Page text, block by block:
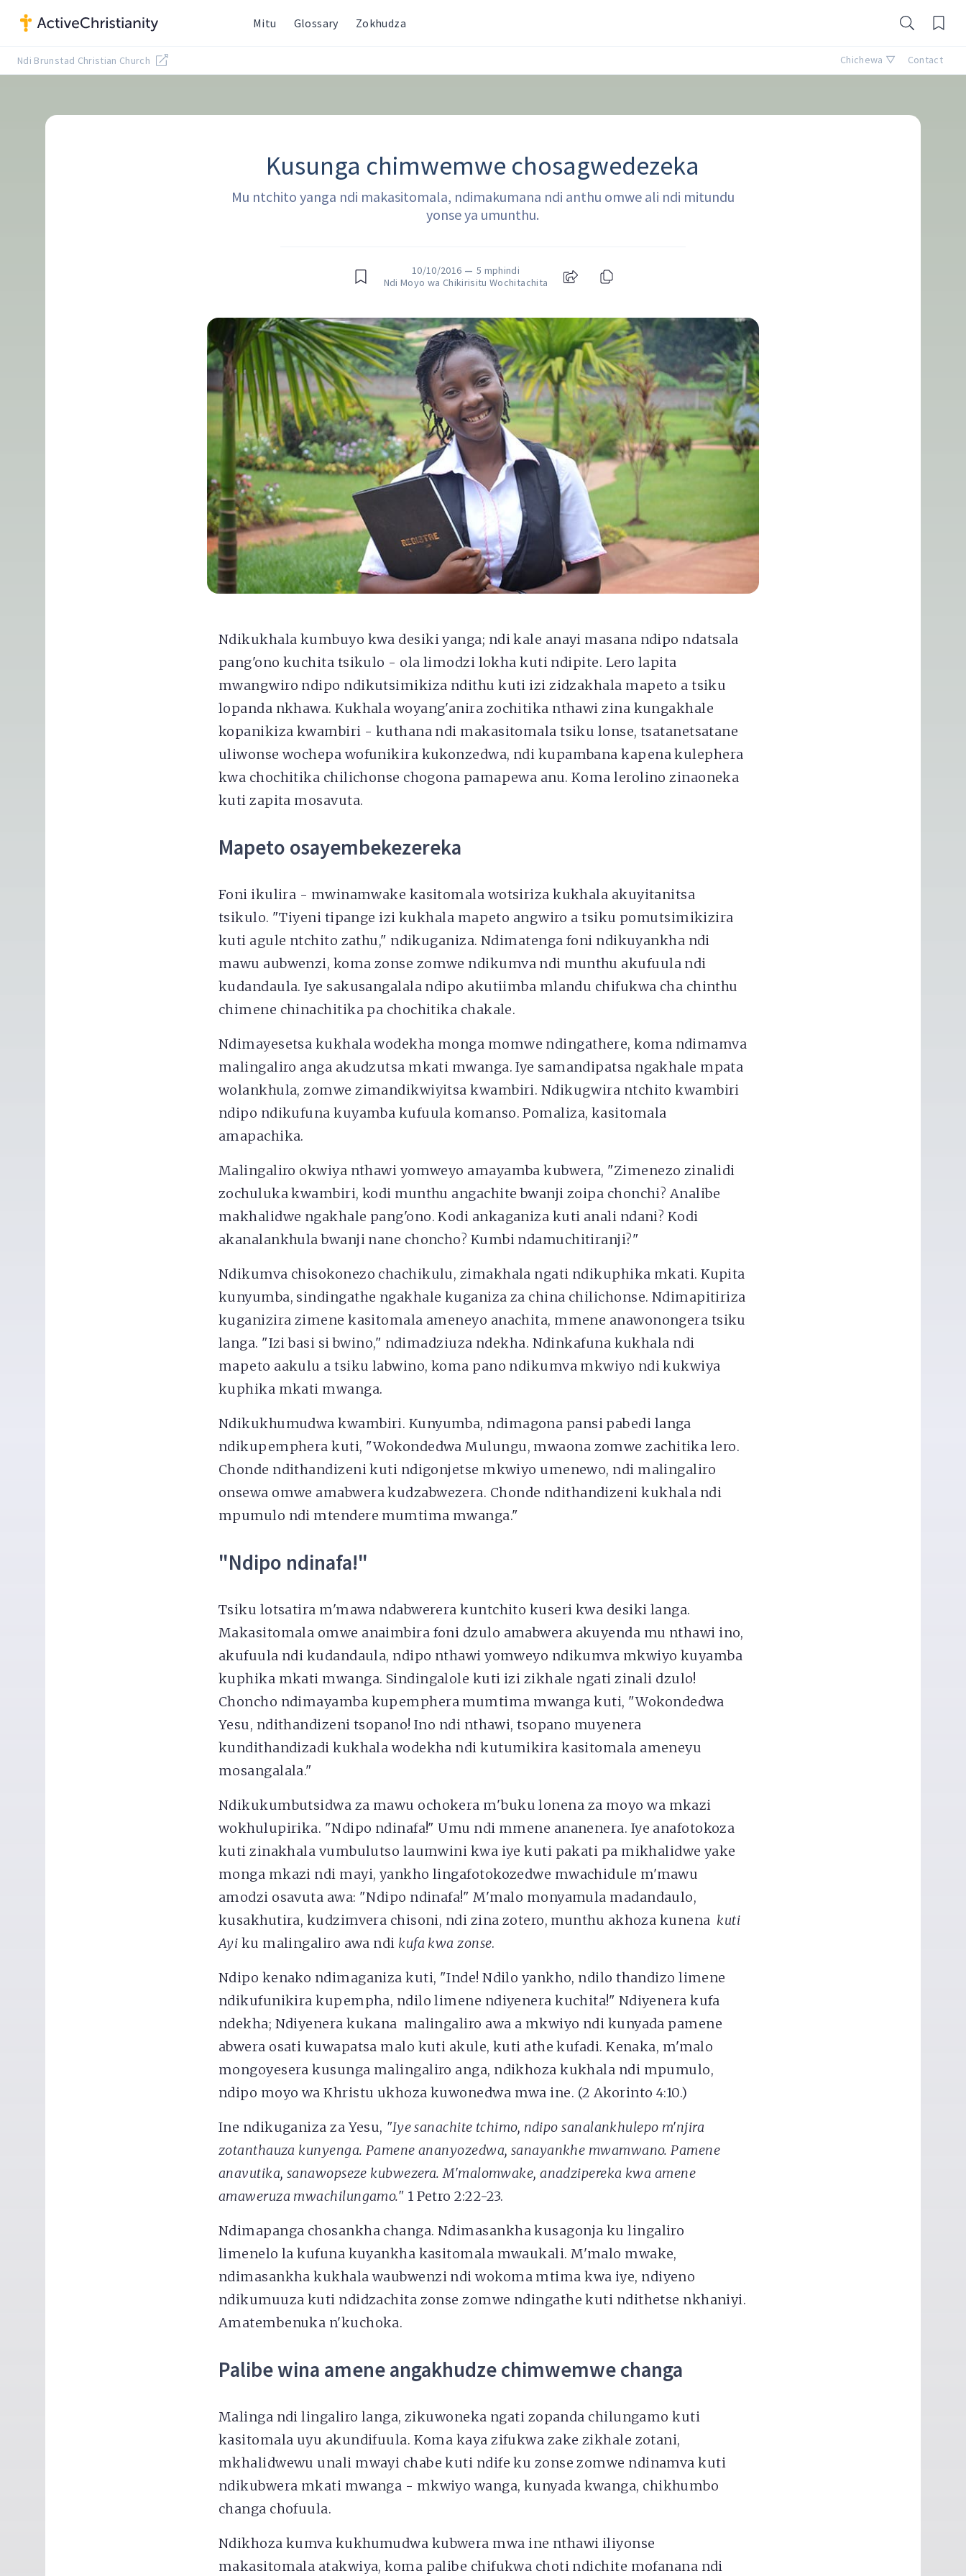
Mitu Glossary Zokhudza
Ndi Brunstad Christian Church Chichewa ▽ Contact
Kusunga chimwemwe chosagwedezeka
Mu ntchito yanga ndi makasitomala, ndimakumana ndi anthu omwe ali ndi mitundu
yonse ya umunthu.
10/10/2016 — 5 mphindi
Ndi Moyo wa Chikirisitu Wochitachita
Ndikukhala kumbuyo kwa desiki yanga; ndi kale anayi masana ndipo ndatsala
pang'ono kuchita tsikulo - ola limodzi lokha kuti ndipite. Lero lapita
mwangwiro ndipo ndikutsimikiza ndithu kuti izi zidzakhala mapeto a tsiku
lopanda nkhawa. Kukhala woyang'anira zochitika nthawi zina kungakhale
kopanikiza kwambiri - kuthana ndi makasitomala tsiku lonse, tsatanetsatane
uliwonse wochepa wofunikira kukonzedwa, ndi kupambana kapena kulephera
kwa chochitika chilichonse chogona pamapewa anu. Koma lerolino zinaoneka
kuti zapita mosavuta.
Mapeto osayembekezereka
Foni ikulira - mwinamwake kasitomala wotsiriza kukhala akuyitanitsa
tsikulo. "Tiyeni tipange izi kukhala mapeto angwiro a tsiku pomutsimikizira
kuti agule ntchito zathu," ndikuganiza. Ndimatenga foni ndikuyankha ndi
mawu aubwenzi, koma zonse zomwe ndikumva ndi munthu akufuula ndi
kudandaula. Iye sakusangalala ndipo akutiimba mlandu chifukwa cha chinthu
chimene chinachitika pa chochitika chakale.
Ndimayesetsa kukhala wodekha monga momwe ndingathere, koma ndimamva
malingaliro anga akudzutsa mkati mwanga. Iye samandipatsa ngakhale mpata
wolankhula, zomwe zimandikwiyitsa kwambiri. Ndikugwira ntchito kwambiri
ndipo ndikufuna kuyamba kufuula komanso. Pomaliza, kasitomala
amapachika.
Malingaliro okwiya nthawi yomweyo amayamba kubwera, "Zimenezo zinalidi
zochuluka kwambiri, kodi munthu angachite bwanji zoipa chonchi? Analibe
makhalidwe ngakhale pang'ono. Kodi ankaganiza kuti anali ndani? Kodi
akanalankhula bwanji nane choncho? Kumbi ndamuchitiranji?"
Ndikumva chisokonezo chachikulu, zimakhala ngati ndikuphika mkati. Kupita
kunyumba, sindingathe ngakhale kuganiza za china chilichonse. Ndimapitiriza
kuganizira zimene kasitomala ameneyo anachita, mmene anawonongera tsiku
langa. "Izi basi si bwino," ndimadziuza ndekha. Ndinkafuna kukhala ndi
mapeto aakulu a tsiku labwino, koma pano ndikumva mkwiyo ndi kukwiya
kuphika mkati mwanga.
Ndikukhumudwa kwambiri. Kunyumba, ndimagona pansi pabedi langa
ndikupemphera kuti, "Wokondedwa Mulungu, mwaona zomwe zachitika lero.
Chonde ndithandizeni kuti ndigonjetse mkwiyo umenewo, ndi malingaliro
onsewa omwe amabwera kudzabwezera. Chonde ndithandizeni kukhala ndi
mpumulo ndi mtendere mumtima mwanga."
"Ndipo ndinafa!"
Tsiku lotsatira m'mawa ndabwerera kuntchito kuseri kwa desiki langa.
Makasitomala omwe anaimbira foni dzulo amabwera akuyenda mu nthawi ino,
akufuula ndi kudandaula, ndipo nthawi yomweyo ndikumva mkwiyo kuyamba
kuphika mkati mwanga. Sindingalole kuti izi zikhale ngati zinali dzulo!
Choncho ndimayamba kupemphera mumtima mwanga kuti, "Wokondedwa
Yesu, ndithandizeni tsopano! Ino ndi nthawi, tsopano muyenera
kundithandizadi kukhala wodekha ndi kutumikira kasitomala ameneyu
mosangalala."
Ndikukumbutsidwa za mawu ochokera m'buku lonena za moyo wa mkazi
wokhulupirika. "Ndipo ndinafa!" Umu ndi mmene ananenera. Iye anafotokoza
kuti zinakhala vumbulutso laumwini kwa iye kuti pakati pa mikhalidwe yake
monga mkazi ndi mayi, yankho lingafotokozedwe mwachidule m'mawu
amodzi osavuta awa: "Ndipo ndinafa!" M'malo monyamula madandaulo,
kusakhutira, kudzimvera chisoni, ndi zina zotero, munthu akhoza kunena kuti
Ayi ku malingaliro awa ndi kufa kwa zonse.
Ndipo kenako ndimaganiza kuti, "Inde! Ndilo yankho, ndilo thandizo limene
ndikufunikira kupempha, ndilo limene ndiyenera kuchita!" Ndiyenera kufa
ndekha; Ndiyenera kukana malingaliro awa a mkwiyo ndi kunyada pamene
abwera osati kuwapatsa malo kuti akule, kuti athe kufadi. Kenaka, m'malo
mongoyesera kusunga malingaliro anga, ndikhoza kukhala ndi mpumulo,
ndipo moyo wa Khristu ukhoza kuwonedwa mwa ine. (2 Akorinto 4:10.)
Ine ndikuganiza za Yesu, "Iye sanachite tchimo, ndipo sanalankhulepo m'njira
zotanthauza kunyenga. Pamene ananyozedwa, sanayankhe mwamwano. Pamene
anavutika, sanawopseze kubwezera. M'malomwake, anadzipereka kwa amene
amaweruza mwachilungamo." 1 Petro 2:22-23.
Ndimapanga chosankha changa. Ndimasankha kusagonja ku lingaliro
limenelo la kufuna kuyankha kasitomala mwaukali. M'malo mwake,
ndimasankha kukhala waubwenzi ndi wokoma mtima kwa iye, ndiyeno
ndikumuuza kuti ndidzachita zonse zomwe ndingathe kuti ndithetse nkhaniyi.
Amatembenuka n'kuchoka.
Palibe wina amene angakhudze chimwemwe changa
Malinga ndi lingaliro langa, zikuwoneka ngati zopanda chilungamo kuti
kasitomala uyu akundifuula. Koma kaya zifukwa zake zikhale zotani,
mkhalidwewu unali mwayi chabe kuti ndife ku zonse zomwe ndinamva kuti
ndikubwera mkati mwanga - mkwiyo wanga, kunyada kwanga, chikhumbo
changa chofuula.
Ndikhoza kumva kukhumudwa kubwera mwa ine nthawi iliyonse
makasitomala atakwiya, koma palibe chifukwa choti ndichite mofanana ndi